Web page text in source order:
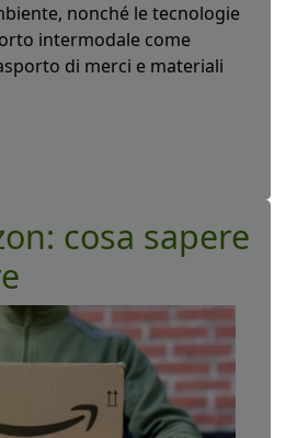
nonché le tecnologie
intermodale come
di merci e materiali
cosa sapere